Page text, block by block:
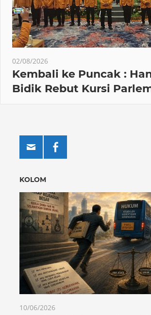
02/08/2026
Kembali ke Puncak :
Bidik Rebut Kursi
KOLOM
10/06/2026